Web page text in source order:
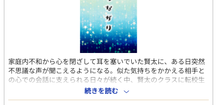
家庭内不和から心を閉ざして耳を塞いでいた賢太に、ある日突然
不思議な声が聞こえるようになる。似た気持ちをかかえる相手と
の心での会話に支えられる日々が続く中、賢太のクラスに転校生
がやってくる。 〔攻め〕大曽根 秀星 〔受け〕伊川 賢太
続きを読む